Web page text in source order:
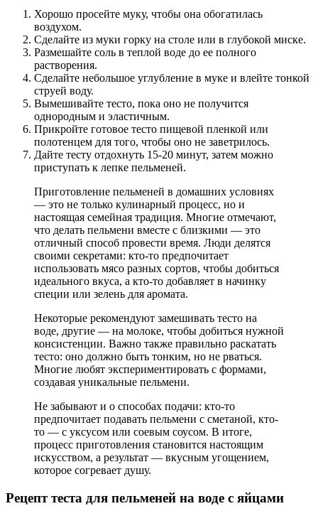
Хорошо просейте муку, чтобы она обогатилась
воздухом.
Сделайте из муки горку на столе или в глубокой миске.
Размешайте соль в теплой воде до ее полного
растворения.
Сделайте небольшое углубление в муке и влейте тонкой
струей воду.
Вымешивайте тесто, пока оно не получится
однородным и эластичным.
Прикройте готовое тесто пищевой пленкой или
полотенцем для того, чтобы оно не заветрилось.
Дайте тесту отдохнуть 15-20 минут, затем можно
приступать к лепке пельменей.
Приготовление пельменей в домашних условиях
— это не только кулинарный процесс, но и
настоящая семейная традиция. Многие отмечают,
что делать пельмени вместе с близкими — это
отличный способ провести время. Люди делятся
своими секретами: кто-то предпочитает
использовать мясо разных сортов, чтобы добиться
идеального вкуса, а кто-то добавляет в начинку
специи или зелень для аромата.
Некоторые рекомендуют замешивать тесто на
воде, другие — на молоке, чтобы добиться нужной
консистенции. Важно также правильно раскатать
тесто: оно должно быть тонким, но не рваться.
Многие любят экспериментировать с формами,
создавая уникальные пельмени.
Не забывают и о способах подачи: кто-то
предпочитает подавать пельмени с сметаной, кто-
то — с уксусом или соевым соусом. В итоге,
процесс приготовления становится настоящим
искусством, а результат — вкусным угощением,
которое согревает душу.
Рецепт теста для пельменей на воде с яйцами